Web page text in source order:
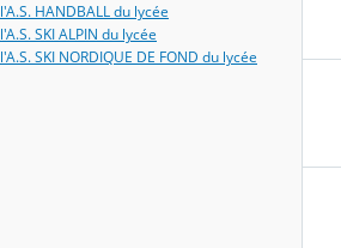
l'A.S. HANDBALL du lycée
l'A.S. SKI ALPIN du lycée
l'A.S. SKI NORDIQUE DE FOND du lycée